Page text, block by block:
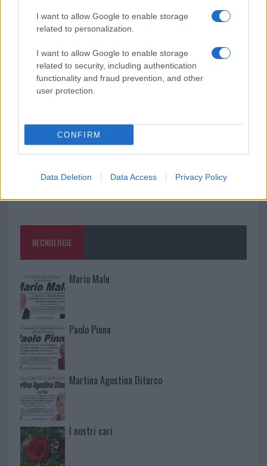
I want to allow Google to enable storage
related to personalization.
I want to allow Google to enable storage
related to security, including authentication
functionality and fraud prevention, and other
user protection.
CONFIRM
Data Deletion Data Access Privacy Policy
Pausa caffè impeccabile: come scegliere la
Monte Pino, la fine di un lungo dolore: storia e
rinascita della strada che segnò la Gallura
NECROLOGIE
Mario Malu
Paolo Pinna
Martina Agostina Diturco
I nostri cari